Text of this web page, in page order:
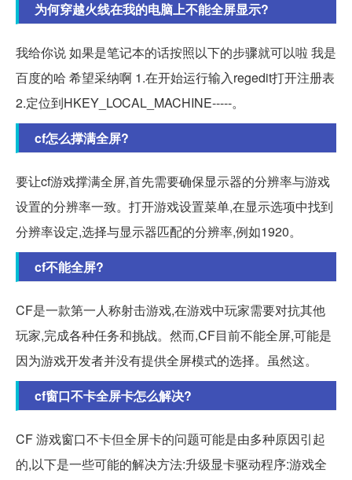
为何穿越火线在我的电脑上不能全屏显示?
我给你说 如果是笔记本的话按照以下的步骤就可以啦 我是
百度的哈 希望采纳啊 1.在开始运行输入regedit打开注册表
2.定位到HKEY_LOCAL_MACHINE-----。
cf怎么撑满全屏?
要让cf游戏撑满全屏,首先需要确保显示器的分辨率与游戏
设置的分辨率一致。打开游戏设置菜单,在显示选项中找到
分辨率设定,选择与显示器匹配的分辨率,例如1920。
cf不能全屏?
CF是一款第一人称射击游戏,在游戏中玩家需要对抗其他
玩家,完成各种任务和挑战。然而,CF目前不能全屏,可能是
因为游戏开发者并没有提供全屏模式的选择。虽然这。
cf窗口不卡全屏卡怎么解决?
CF 游戏窗口不卡但全屏卡的问题可能是由多种原因引起
的,以下是一些可能的解决方法:升级显卡驱动程序:游戏全